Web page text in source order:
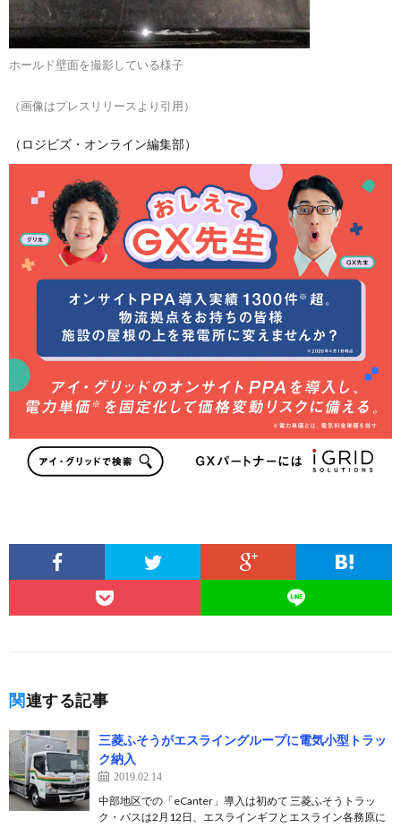
ホールド壁面を撮影している様子
（画像はプレスリリースより引用）
（ロジビズ・オンライン編集部）
関連する記事
三菱ふそうがエスライングループに電気小型トラッ
ク納入
2019.02.14
中部地区での「eCanter」導入は初めて 三菱ふそうトラッ
ク・バスは2月12日、エスラインギフとエスライン各務原に